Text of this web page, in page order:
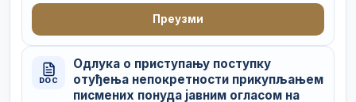
Преузми
DOC
Одлука о приступању поступку
отуђења непокретности прикупљањем
писмених понуда јавним огласом на